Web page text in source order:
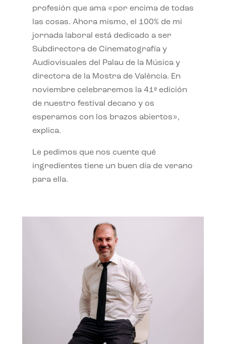
profesión que ama «por encima de todas
las cosas. Ahora mismo, el 100% de mi
jornada laboral está dedicado a ser
Subdirectora de Cinematografía y
Audiovisuales del Palau de la Música y
directora de la Mostra de València. En
noviembre celebraremos la 41ª edición
de nuestro festival decano y os
esperamos con los brazos abiertos»,
explica.
Le pedimos que nos cuente qué
ingredientes tiene un buen día de verano
para ella.